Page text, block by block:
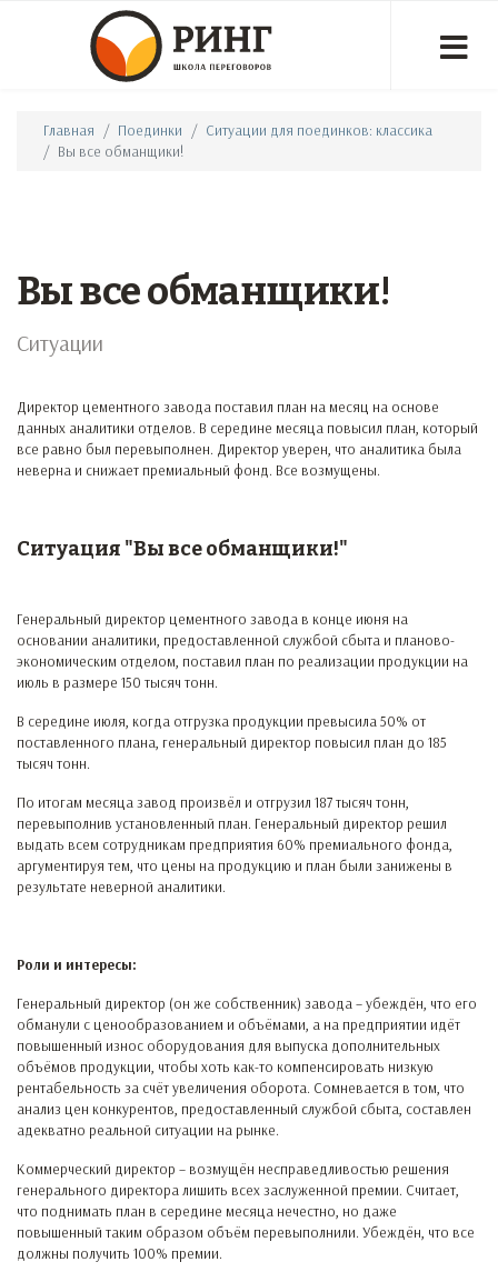
Главная Поединки
Ситуации для поединков: классика
Вы все обманщики!
Вы все обманщики!
Ситуации
Директор цементного завода поставил план на месяц на основе
данных аналитики отделов. В середине месяца повысил план, который
все равно был перевыполнен. Директор уверен, что аналитика была
неверна и снижает премиальный фонд. Все возмущены.
Ситуация "Вы все обманщики!"
Генеральный директор цементного завода в конце июня на
основании аналитики, предоставленной службой сбыта и планово-
экономическим отделом, поставил план по реализации продукции на
июль в размере 150 тысяч тонн.
В середине июля, когда отгрузка продукции превысила 50% от
поставленного плана, генеральный директор повысил план до 185
тысяч тонн.
По итогам месяца завод произвёл и отгрузил 187 тысяч тонн,
перевыполнив установленный план. Генеральный директор решил
выдать всем сотрудникам предприятия 60% премиального фонда,
аргументируя тем, что цены на продукцию и план были занижены в
результате неверной аналитики.
Роли и интересы:
Генеральный директор (он же собственник) завода – убеждён, что его
обманули с ценообразованием и объёмами, а на предприятии идёт
повышенный износ оборудования для выпуска дополнительных
объёмов продукции, чтобы хоть как-то компенсировать низкую
рентабельность за счёт увеличения оборота. Сомневается в том, что
анализ цен конкурентов, предоставленный службой сбыта, составлен
адекватно реальной ситуации на рынке.
Коммерческий директор – возмущён несправедливостью решения
генерального директора лишить всех заслуженной премии. Считает,
что поднимать план в середине месяца нечестно, но даже
повышенный таким образом объём перевыполнили. Убеждён, что все
должны получить 100% премии.